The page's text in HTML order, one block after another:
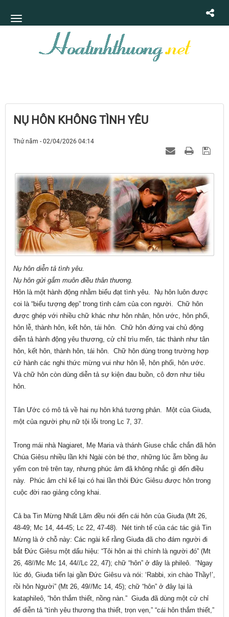
NỤ HÔN KHÔNG TÌNH YÊU
Thứ năm - 02/04/2026 04:14
Nụ hôn diễn tả tình yêu.
Nụ hôn gửi gắm muôn điều thân thương.
Hôn là một hành động nhằm biểu đạt tình yêu. Nụ hôn luôn được
coi là “biểu tượng đẹp” trong tình cảm của con người. Chữ hôn
được ghép với nhiều chữ khác như hôn nhân, hôn ước, hôn phối,
hôn lễ, thành hôn, kết hôn, tái hôn. Chữ hôn đứng vai chủ động
diễn tả hành động yêu thương, cử chỉ trìu mến, tác thành như tân
hôn, kết hôn, thành hôn, tái hôn. Chữ hôn dùng trong trường hợp
cử hành các nghi thức mừng vui như hôn lễ, hôn phối, hôn ước.
Và chữ hôn còn dùng diễn tả sự kiện đau buồn, cô đơn như tiêu
hôn.
Tân Ước có mô tả về hai nụ hôn khá tương phản. Một của Giuđa,
một của người phụ nữ tội lỗi trong Lc 7, 37.
Trong mái nhà Nagiaret, Mẹ Maria và thánh Giuse chắc chắn đã hôn
Chúa Giêsu nhiều lần khi Ngài còn bé thơ, những lúc ẵm bồng âu
yếm con trẻ trên tay, nhưng phúc âm đã không nhắc gì đến điều
này. Phúc âm chỉ kể lại có hai lần thôi Đức Giêsu được hôn trong
cuộc đời rao giảng công khai.
Cả ba Tin Mừng Nhất Lãm đều nói đến cái hôn của Giuđa (Mt 26,
48-49; Mc 14, 44-45; Lc 22, 47-48). Nét tinh tế của các tác giả Tin
Mừng là ở chỗ này: Các ngài kể rằng Giuđa đã cho đám người đi
bắt Đức Giêsu một dấu hiệu: “Tôi hôn ai thì chính là người đó” (Mt
26, 48//Mc Mc 14, 44//Lc 22, 47); chữ “hôn” ở đây là phileô. “Ngay
lúc đó, Giuđa tiến lại gần Đức Giêsu và nói: ‘Rabbi, xin chào Thầy!’,
rồi hôn Người” (Mt 26, 49//Mc 14, 45); chữ “hôn” ở đây lại là
kataphileô, “hôn thắm thiết, nồng nàn.” Giuđa đã dùng một cử chỉ
để diễn tả “tình yêu thương tha thiết, trọn vẹn,” “cái hôn thắm thiết,”